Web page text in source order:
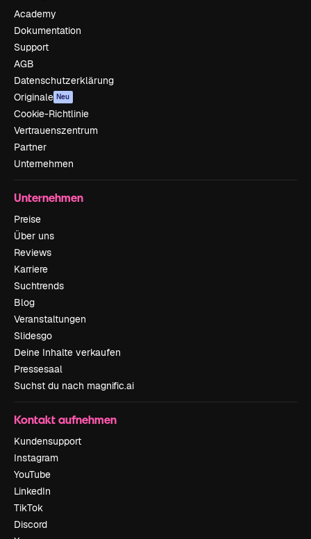
Academy
Dokumentation
Support
AGB
Datenschutzerklärung
Originale Neu
Cookie-Richtlinie
Vertrauenszentrum
Partner
Unternehmen
Unternehmen
Preise
Über uns
Reviews
Karriere
Suchtrends
Blog
Veranstaltungen
Slidesgo
Deine Inhalte verkaufen
Pressesaal
Suchst du nach magnific.ai
Kontakt aufnehmen
Kundensupport
Instagram
YouTube
LinkedIn
TikTok
Discord